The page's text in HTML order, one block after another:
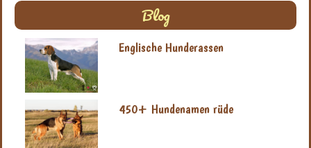
Blog
Englische Hunderassen
450+ Hundenamen rüde